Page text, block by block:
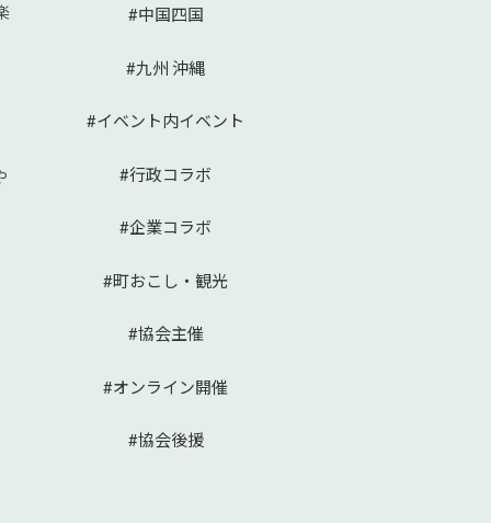
#中国四国
#九州 沖縄
#イベント内イベント
#行政コラボ
#企業コラボ
#町おこし・観光
#協会主催
#オンライン開催
#協会後援